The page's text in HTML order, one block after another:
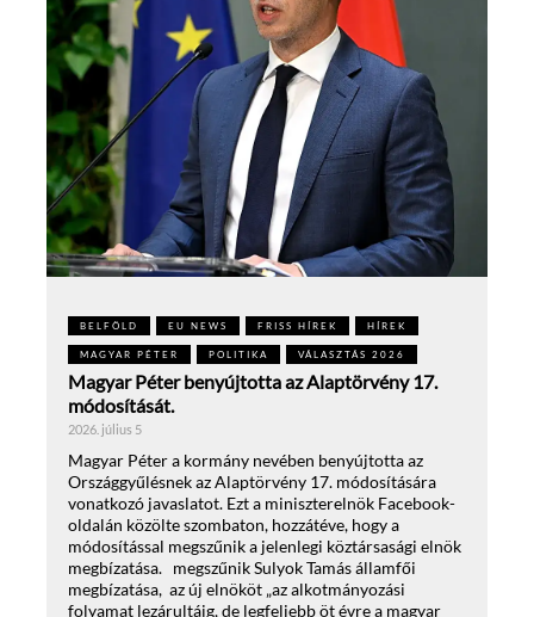
BELFÖLD EU NEWS FRISS HÍREK HÍREK
MAGYAR PÉTER POLITIKA VÁLASZTÁS 2026
Magyar Péter benyújtotta az Alaptörvény 17.
módosítását.
2026. július 5
Magyar Péter a kormány nevében benyújtotta az
Országgyűlésnek az Alaptörvény 17. módosítására
vonatkozó javaslatot. Ezt a miniszterelnök Facebook-
oldalán közölte szombaton, hozzátéve, hogy a
módosítással megszűnik a jelenlegi köztársasági elnök
megbízatása. megszűnik Sulyok Tamás államfői
megbízatása, az új elnököt „az alkotmányozási
folyamat lezárultáig, de legfeljebb öt évre a magyar